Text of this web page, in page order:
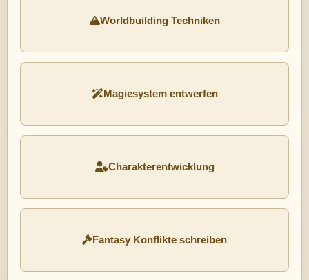
Worldbuilding Techniken
Magiesystem entwerfen
Charakterentwicklung
Fantasy Konflikte schreiben